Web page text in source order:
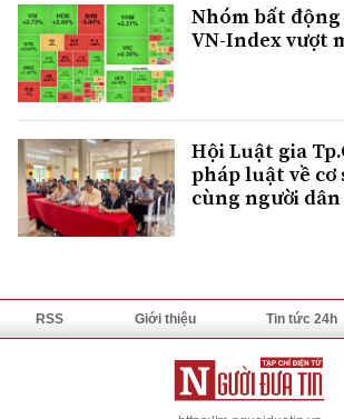
Nhóm bất
VN-Index vượt
Hội Luật gia
pháp luật về cơ
cùng người dân
RSS Giới thiệu Tin tức 24h